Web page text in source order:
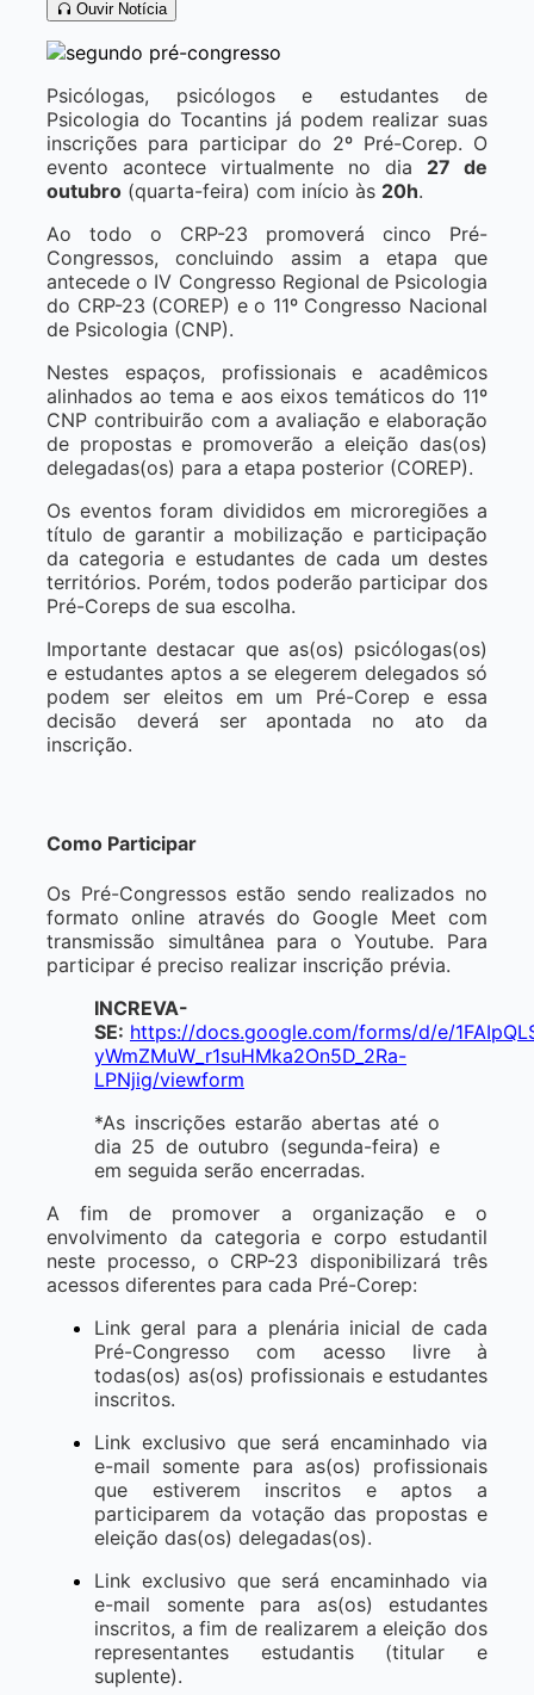
Ouvir Notícia
Psicólogas, psicólogos e estudantes de
Psicologia do Tocantins já podem realizar suas
inscrições para participar do 2º Pré-Corep. O
evento acontece virtualmente no dia 27 de
outubro (quarta-feira) com início às 20h.
Ao todo o CRP-23 promoverá cinco Pré-
Congressos, concluindo assim a etapa que
antecede o IV Congresso Regional de Psicologia
do CRP-23 (COREP) e o 11º Congresso Nacional
de Psicologia (CNP).
Nestes espaços, profissionais e acadêmicos
alinhados ao tema e aos eixos temáticos do 11º
CNP contribuirão com a avaliação e elaboração
de propostas e promoverão a eleição das(os)
delegadas(os) para a etapa posterior (COREP).
Os eventos foram divididos em microregiões a
título de garantir a mobilização e participação
da categoria e estudantes de cada um destes
territórios. Porém, todos poderão participar dos
Pré-Coreps de sua escolha.
Importante destacar que as(os) psicólogas(os)
e estudantes aptos a se elegerem delegados só
podem ser eleitos em um Pré-Corep e essa
decisão deverá ser apontada no ato da
inscrição.
Como Participar
Os Pré-Congressos estão sendo realizados no
formato online através do Google Meet com
transmissão simultânea para o Youtube. Para
participar é preciso realizar inscrição prévia.
INCREVA-
SE: https://docs.google.com/forms/d/e/
yWmZMuW_r1suHMka2On5D_2Ra-
LPNjig/viewform
*As inscrições estarão abertas até o
dia 25 de outubro (segunda-feira) e
em seguida serão encerradas.
A fim de promover a organização e o
envolvimento da categoria e corpo estudantil
neste processo, o CRP-23 disponibilizará três
acessos diferentes para cada Pré-Corep:
Link geral para a plenária inicial de cada
Pré-Congresso com acesso livre à
todas(os) as(os) profissionais e estudantes
inscritos.
Link exclusivo que será encaminhado via
e-mail somente para as(os) profissionais
que estiverem inscritos e aptos a
participarem da votação das propostas e
eleição das(os) delegadas(os).
Link exclusivo que será encaminhado via
e-mail somente para as(os) estudantes
inscritos, a fim de realizarem a eleição dos
representantes estudantis (titular e
suplente).